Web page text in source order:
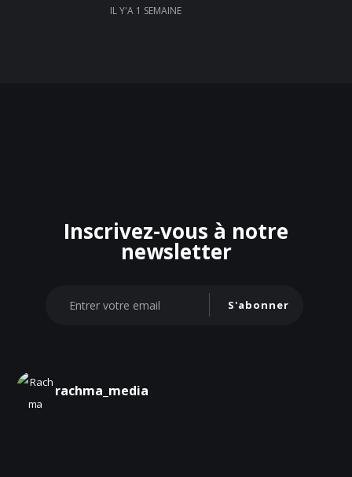
IL Y'A 1 SEMAINE
Inscrivez-vous à notre
newsletter
S'abonner
rachma_media